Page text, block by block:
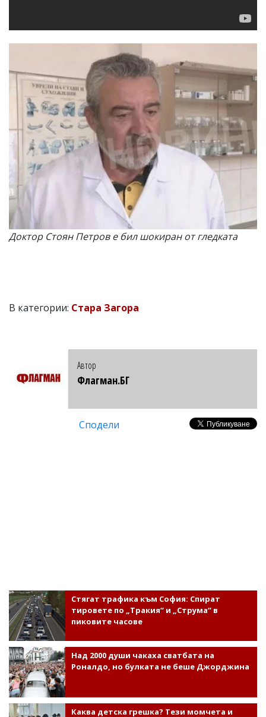
Доктор Стоян Петров е бил шокиран от гледката
В категории: Стара Загора
Автор
Флагман.БГ
Сподели
Стягат трафика към София: Спират
тировете по „Тракия“ и „Струма“ в
пиковите часове
Над 2000 души чакаха сватбата на
Роналдо, но булката не беше Джорджина
Каква детска грешка? Тези момчета и